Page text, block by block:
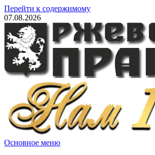
Перейти к содержимому
07.08.2026
Основное меню